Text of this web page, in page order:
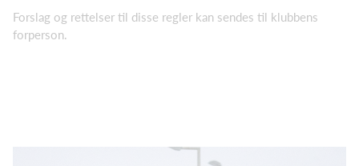
Forslag og rettelser til disse regler kan sendes til klubbens
forperson.